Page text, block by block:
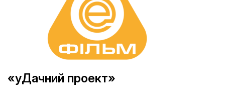
«уДачний проект»